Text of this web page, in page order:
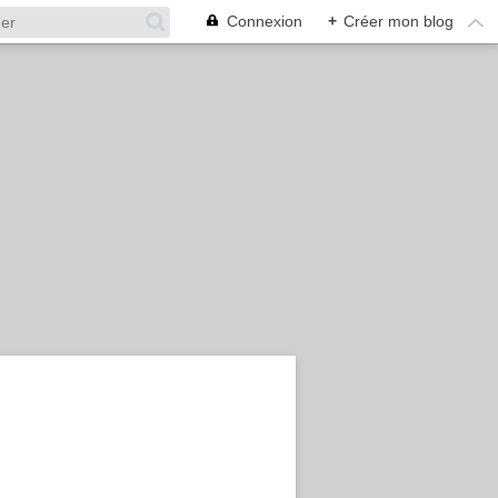
Connexion + Créer mon blog